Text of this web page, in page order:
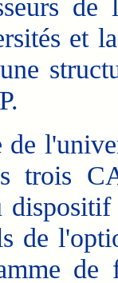
et
trois
de
de